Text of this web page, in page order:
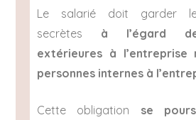
Le salarié doit garder
secrètes à l’égard
extérieures à l’entreprise
personnes internes à
Cette obligation se